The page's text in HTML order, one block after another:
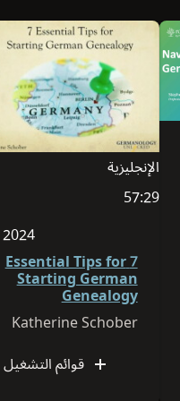
الإنجليزية
لغة هذه الجلسة هي الإنجليزية
57:29
2024
تم
7 Essential Tips for
Starting German
Genealogy
Katherine Schober
قوائم التشغيل